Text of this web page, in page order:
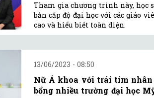
Tham gia chương trình này, học
bản cấp độ đại học với các giáo
cao và hiểu biết toàn diện.
13/06/2023 - 08:50
Nữ Á khoa với trái tim
bổng nhiều trường đại học